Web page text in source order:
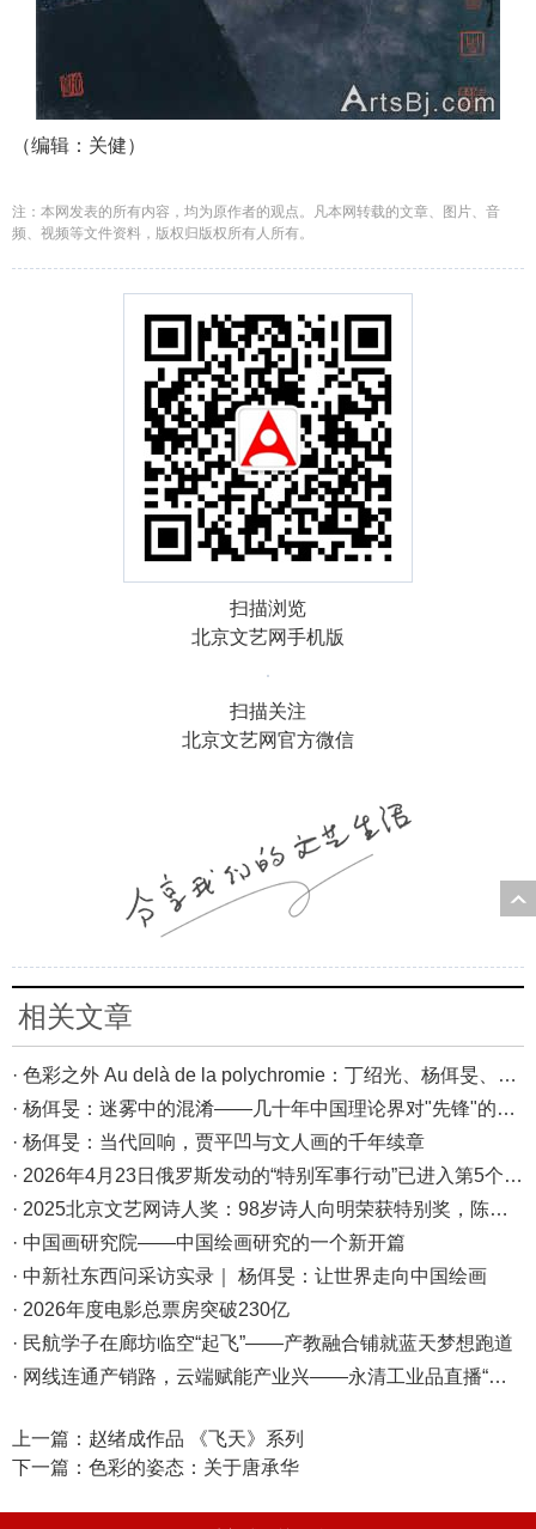
（编辑：关健）
注：本网发表的所有内容，均为原作者的观点。凡本网转载的文章、图片、音
频、视频等文件资料，版权归版权所有人所有。
扫描浏览
北京文艺网手机版
扫描关注
北京文艺网官方微信
相关文章
· 色彩之外 Au delà de la polychromie：丁绍光、杨佴旻、Alain Cardenas·Castro巴黎展
· 杨佴旻：迷雾中的混淆——几十年中国理论界对"先锋"的误读，对创作的误导
· 杨佴旻：当代回响，贾平凹与文人画的千年续章
· 2026年4月23日俄罗斯发动的“特别军事行动”已进入第5个年头，俄乌局势最新综述
· 2025北京文艺网诗人奖：98岁诗人向明荣获特别奖，陈东东荣获诗人奖，茱萸荣获年度诗人奖！
· 中国画研究院——中国绘画研究的一个新开篇
· 中新社东西问采访实录｜ 杨佴旻：让世界走向中国绘画
· 2026年度电影总票房突破230亿
· 民航学子在廊坊临空“起飞”——产教融合铺就蓝天梦想跑道
· 网线连通产销路，云端赋能产业兴——永清工业品直播“播”出转型新天地
上一篇： 赵绪成作品 《飞天》系列
下一篇： 色彩的姿态：关于唐承华